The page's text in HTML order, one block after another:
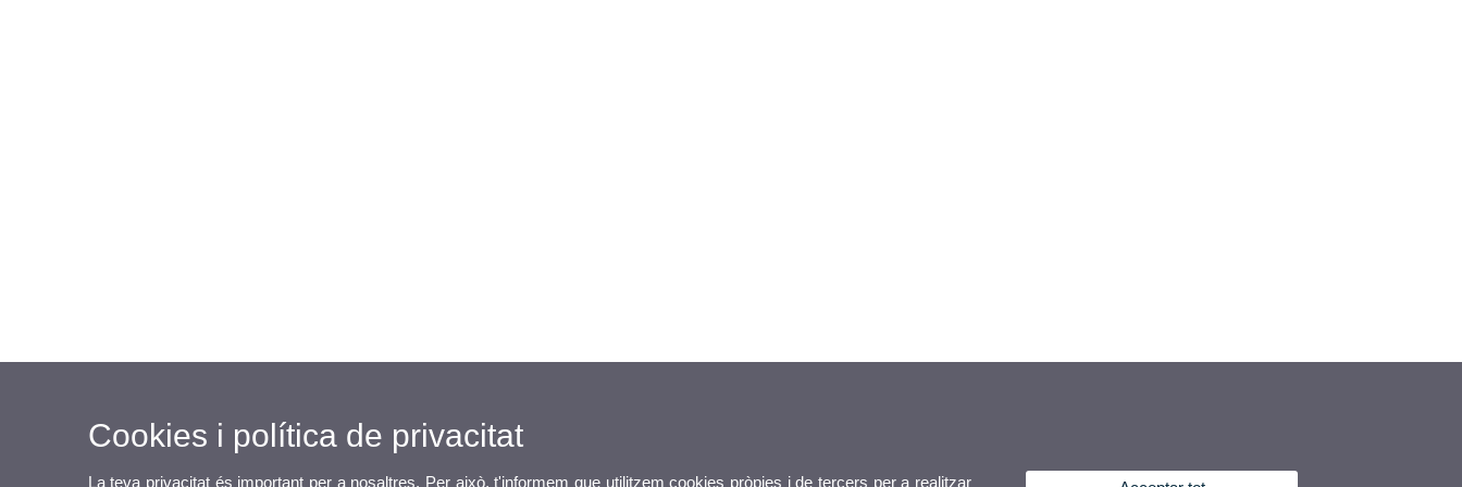
Cookies i política de privacitat
La teva privacitat és important per a nosaltres. Per això, t'informem que utilitzem cookies pròpies i de tercers per a realitzar